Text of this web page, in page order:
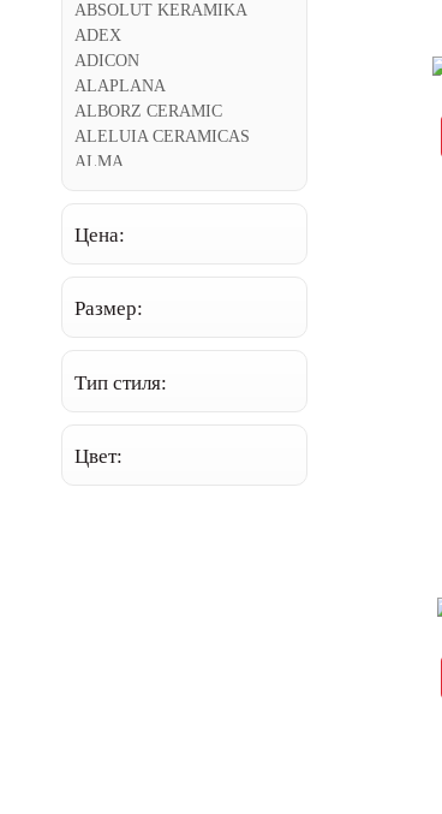
ABSOLUT KERAMIKA
ADEX
ADICON
ALAPLANA
ALBORZ CERAMIC
ALELUIA CERAMICAS
ALMA
AMADIS FINE TILES
ANTICA CERAMICA
APAVISA
ARCANA
Цена:
Размер:
Тип стиля:
Цвет: